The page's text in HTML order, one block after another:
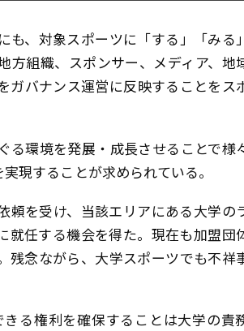
も、対象スポーツに「する」「みる
方組織、スポンサー、メディア、地
ガバナンス運営に反映することをス
る環境を発展・成長させることで様
現することが求められている。
頼を受け、当該エリアにある大学の
就任する機会を得た。現在も加盟団
残念ながら、大学スポーツでも不祥
る権利を確保することは大学の責